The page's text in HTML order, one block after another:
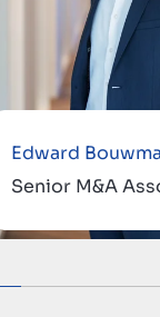
Edward
Senior M&A